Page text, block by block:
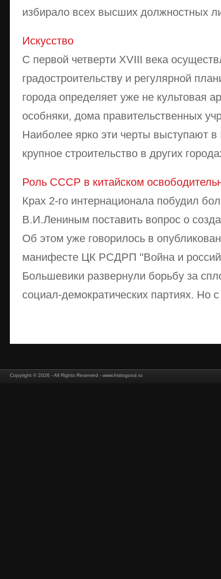
избирало всех высших должностных
Искусство
С первой четверти XVIII века
градостроительству и регулярной
города определяет уже не культовая
особняки, дома правительственных
Наиболее ярко эти черты выступают в
крупное строительство в других
Роль СССР в китайском
Крах 2-го интернационала побудил
В.И.Лениным поставить вопрос о
Об этом уже говорилось в
манифесте ЦК РСДРП "Война и
Большевики развернули борьбу за
социал-демократических партиях. Но
Copyright © 2026 - All Rights Reserved - www.histogood.ru